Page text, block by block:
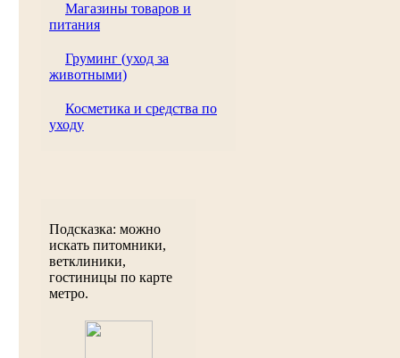
Магазины товаров и
питания
Груминг (уход за
животными)
Косметика и средства по
уходу
Подсказка: можно
искать питомники,
ветклиники,
гостиницы по карте
метро.